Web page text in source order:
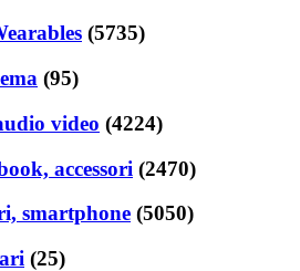
(5735)
(95)
video (4224)
accessori (2470)
smartphone (5050)
(25)